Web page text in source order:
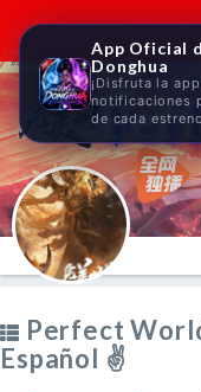
Perfect
Español ✌
App Oficial
Donghua
¡Disfruta la
notificaciones
de cada